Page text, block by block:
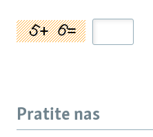
Pratite nas